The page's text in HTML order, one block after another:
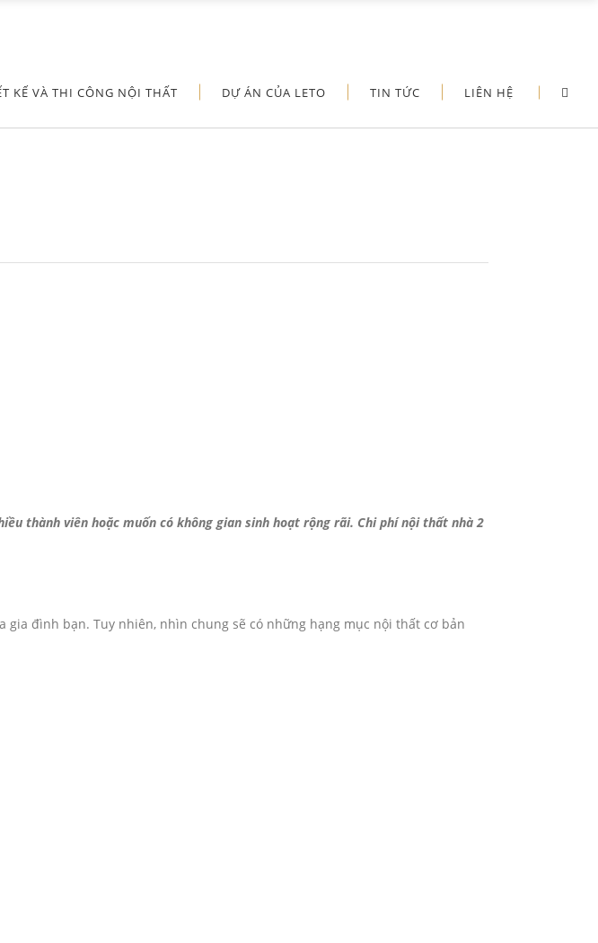
KẾ VÀ THI CÔNG NỘI THẤT DỰ ÁN CỦA LETO TIN TỨC LIÊN HỆ
thành viên hoặc muốn có không gian sinh hoạt rộng rãi. Chi phí nội thất nhà 2
đình bạn. Tuy nhiên, nhìn chung sẽ có những hạng mục nội thất cơ bản